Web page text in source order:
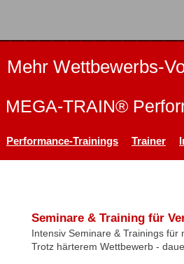
Mehr Wettbewerbs-
MEGA-TRAIN®
Performance-Trainings Trainer
Seminare & Training für
Intensiv Seminare & Trainings für
Trotz härterem Wettbewerb -